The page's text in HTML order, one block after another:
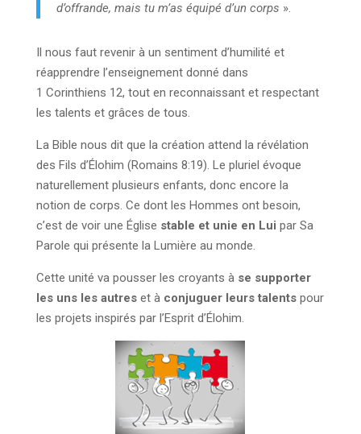
d’offrande, mais tu m’as équipé d’un corps ».
Il nous faut revenir à un sentiment d’humilité et
réapprendre l’enseignement donné dans
1 Corinthiens 12, tout en reconnaissant et respectant
les talents et grâces de tous.
La Bible nous dit que la création attend la révélation
des Fils d’Élohim (Romains 8:19). Le pluriel évoque
naturellement plusieurs enfants, donc encore la
notion de corps. Ce dont les Hommes ont besoin,
c’est de voir une Église stable et unie en Lui par Sa
Parole qui présente la Lumière au monde.
Cette unité va pousser les croyants à se supporter
les uns les autreset à conjuguer leurs talentspour
les projets inspirés par l’Esprit d’Élohim.